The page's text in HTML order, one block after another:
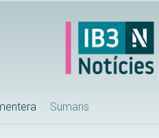
Sumaris